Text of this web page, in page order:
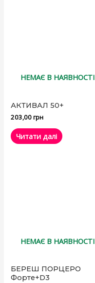
НЕМАЄ В НАЯВНОСТІ
АКТИВАЛ 50+
203,00грн
Читати далі
НЕМАЄ В НАЯВНОСТІ
БЕРЕШ ПОРЦЕРО
Форте+D3